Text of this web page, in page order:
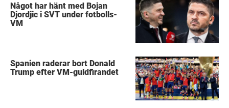
Något har hänt med Bojan
Djordjic i SVT under fotbolls-
VM
Spanien raderar bort Donald
Trump efter VM-guldfirandet